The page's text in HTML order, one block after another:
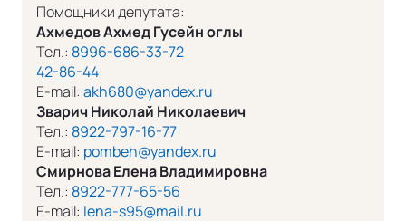
Помощники депутата:
Ахмедов Ахмед Гусейн оглы
Тел.: 8996-686-33-72
42-86-44
E-mail: akh680@yandex.ru
Зварич Николай Николаевич
Тел.: 8922-797-16-77
E-mail: pombeh@yandex.ru
Смирнова Елена Владимировна
Тел.: 8922-777-65-56
E-mail: lena-s95@mail.ru